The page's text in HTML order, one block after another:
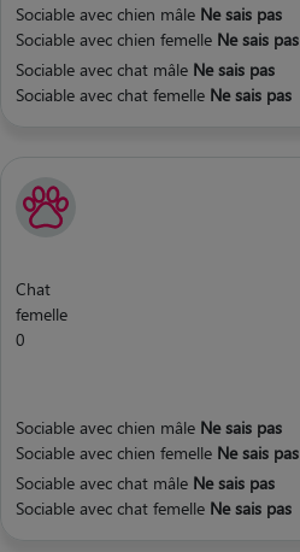
Sociable avec chien mâle Ne sais pas
Sociable avec chien femelle Ne sais pas
Sociable avec chat mâle Ne sais pas
Sociable avec chat femelle Ne sais pas
Chat
femelle
0
Sociable avec chien mâle Ne sais pas
Sociable avec chien femelle Ne sais pas
Sociable avec chat mâle Ne sais pas
Sociable avec chat femelle Ne sais pas